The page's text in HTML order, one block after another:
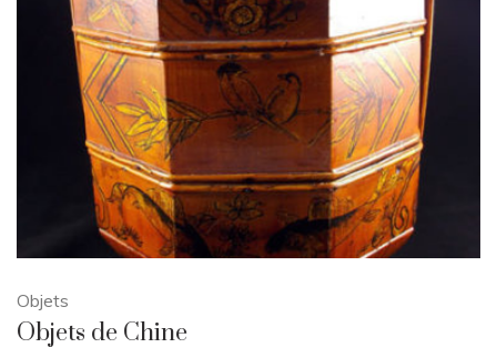
Objets
Objets de Chine